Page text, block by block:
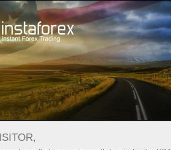
صغير الحجم